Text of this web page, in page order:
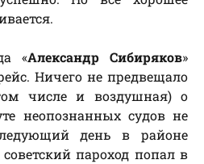
«Александр Сибиряков»
Ничего не предвещало
числе и воздушная) о
неопознанных судов не
день в районе
советский пароход попал в